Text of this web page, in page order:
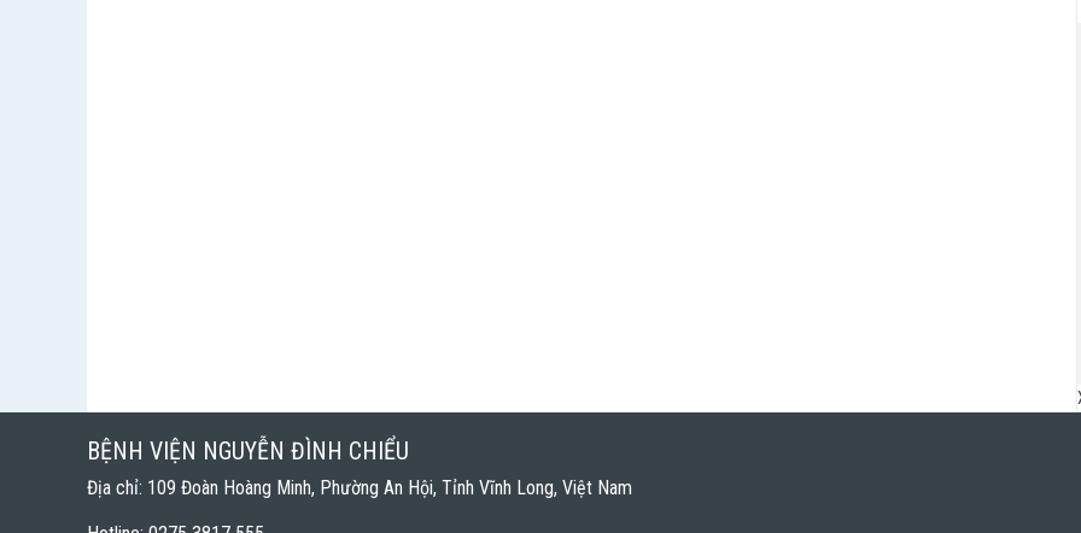
BỆNH VIỆN NGUYỄN ĐÌNH CHIỂU
Địa chỉ: 109 Đoàn Hoàng Minh, Phường An Hội, Tỉnh Vĩnh Long, Việt Nam